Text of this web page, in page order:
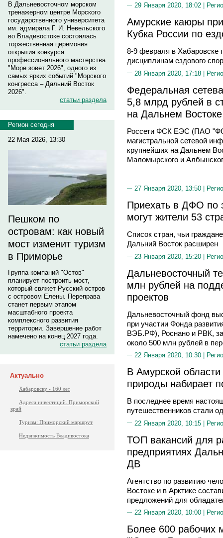
В Дальневосточном морском
тренажерном центре Морского
государственного университета
им. адмирала Г. И. Невельского
во Владивостоке состоялась
торжественная церемония
открытия конкурса
профессионального мастерства
"Море зовет 2026", одного из
самых ярких событий "Морского
конгресса – Дальний Восток
2026".
статьи раздела
Регион сегодня
22 Мая 2026, 13:30
Пешком по
островам: как новый
мост изменит туризм
в Приморье
Группа компаний "Остов"
планирует построить мост,
который свяжет Русский остров
с островом Елены. Переправа
станет первым этапом
масштабного проекта
комплексного развития
территории. Завершение работ
намечено на конец 2027 года.
статьи раздела
Актуально
Хабаровску - 160 лет
Адреса инвестиций. Приморский
край
Туризм: Приморский маршрут
Недвижимость Владивостока
29 Января 2020, 18:02 |
Амурские каюры
Кубка России по
8-9 февраля в Хабаровске
дисциплинам ездового
28 Января 2020, 17:18 |
Федеральная
5,8 млрд рублей в
на Дальнем Востоке
Россети ФСК ЕЭС (ПАО
магистральной сетевой
крупнейших на Дальнем
Маломырского и
27 Января 2020, 13:50 |
Приехать в ДФО по
могут жители 53
Список стран, чьи
Дальний Восток расширен
23 Января 2020, 15:20 |
Дальневосточный
млн рублей на
проектов
Дальневосточный фонд
при участии Фонда
ВЭБ.РФ), Роснано и РВК, за
около 500 млн рублей в
22 Января 2020, 10:30 |
В Амурской
природы набирает
В последнее время
путешественников стали
22 Января 2020, 10:15 |
ТОП вакансий для
предприятиях
ДВ
Агентство по развитию
Востоке и в Арктике
предложений для
22 Января 2020, 10:00 |
Более 600 рабочих